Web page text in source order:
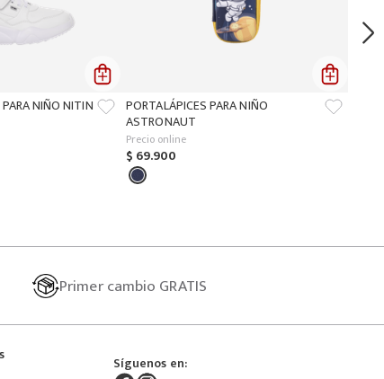
NIÑO NITIN PORTALÁPICES PARA NIÑO
ASTRONAUT
Precio online
$ 69.900
Primercambio GRATIS
Síguenos en: